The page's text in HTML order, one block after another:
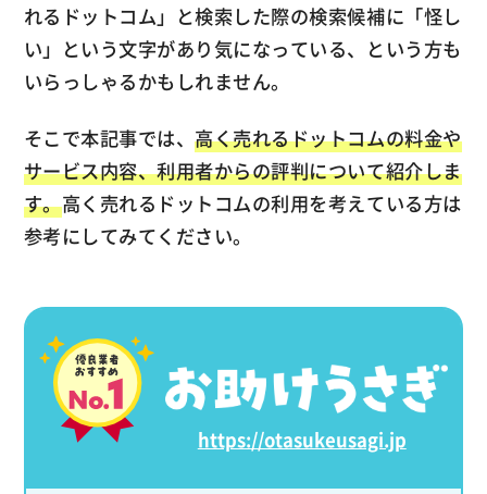
れるドットコム」と検索した際の検索候補に「怪し
い」という文字があり気になっている、という方も
いらっしゃるかもしれません。
そこで本記事では、高く売れるドットコムの料金や
サービス内容、利用者からの評判について紹介しま
す。高く売れるドットコムの利用を考えている方は
参考にしてみてください。
https://otasukeusagi.jp